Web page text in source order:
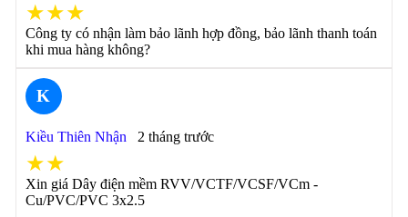
★★★
Công ty có nhận làm bảo lãnh hợp đồng, bảo lãnh thanh toán
khi mua hàng không?
K
Kiều Thiên Nhận 2 tháng trước
★★
Xin giá Dây điện mềm RVV/VCTF/VCSF/VCm -
Cu/PVC/PVC 3x2.5